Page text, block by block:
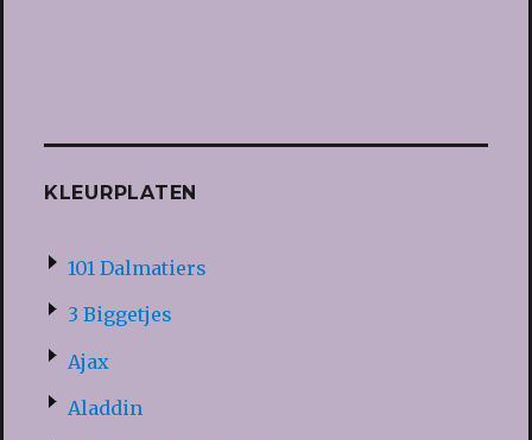
KLEURPLATEN
101 Dalmatiers
3 Biggetjes
Ajax
Aladdin